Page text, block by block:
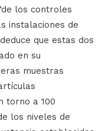
los controles
instalaciones de
que estas dos
en su
muestras
torno a 100
los niveles de